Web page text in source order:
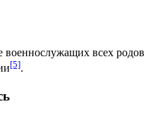
военнослужащих всех
[5].